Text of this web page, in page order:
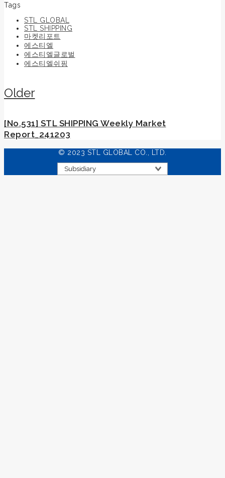
Tags
STL GLOBAL
STL SHIPPING
마켓리포트
에스티엘
에스티엘글로벌
에스티엘쉬핑
Older
[No.531] STL SHIPPING Weekly Market
Report_241203
© 2023 STL GLOBAL CO., LTD.